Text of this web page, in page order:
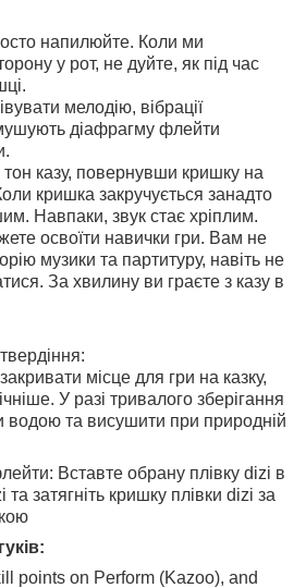
напилюйте. Коли ми
у рот, не дуйте, як під час
мелодію, вібрації
діафрагму флейти
казу, повернувши кришку на
кришка закручується занадто
Навпаки, звук стає хріплим.
освоїти навички гри. Вам не
музики та партитуру, навіть не
За хвилину ви граєте з казу в
місце для гри на казку,
У разі тривалого зберігання
водою та висушити при природній
Вставте обрану плівку dizi в
та затягніть кришку плівки dizi за
points on Perform (Kazoo), and